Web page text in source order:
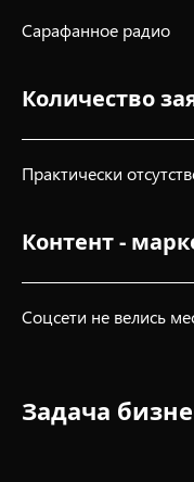
Cарафанное радио
Количество
Практически
Контент -
Соцсети не велись
Задача